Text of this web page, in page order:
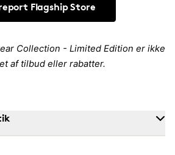
Flagship Store
Collection - Limited Edition er ikke
af tilbud eller rabatter.